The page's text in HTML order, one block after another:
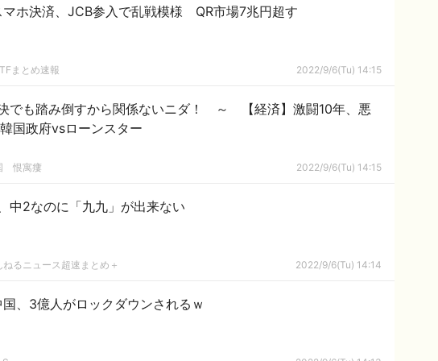
マホ決済、JCB参入で乱戦模様 QR市場7兆円超す
まとめ速報 2022/9/6(Tu) 14:15
でも踏み倒すから関係ないニダ！ ～ 【経済】激闘10年、悪
国政府vsローンスター
恨寓瘻 2022/9/6(Tu) 14:15
中2なのに「九九」が出来ない
ねるニュース超速まとめ＋ 2022/9/6(Tu) 14:14
国、3億人がロックダウンされるｗ